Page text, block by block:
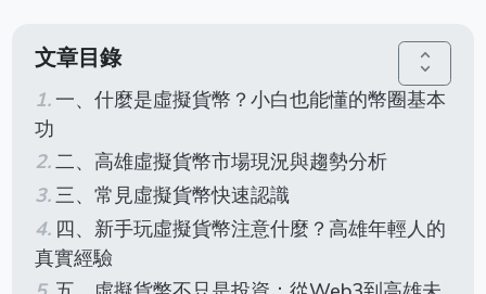
文章目錄 unfold_more
一、什麼是虛擬貨幣？小白也能懂的幣圈基本
功
二、高雄虛擬貨幣市場現況與趨勢分析
三、常見虛擬貨幣快速認識
四、新手玩虛擬貨幣注意什麼？高雄年輕人的
真實經驗